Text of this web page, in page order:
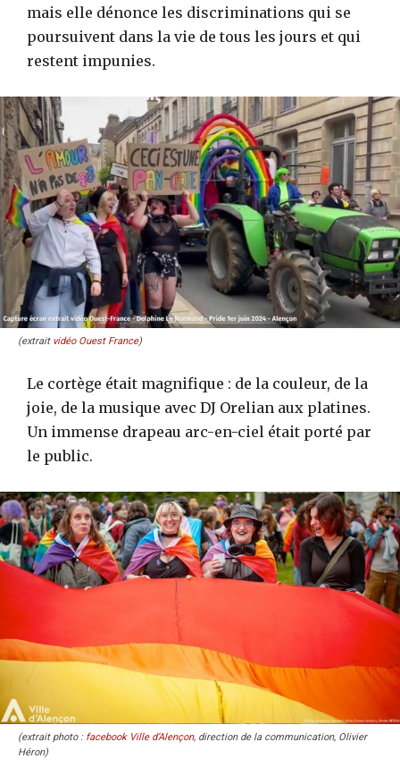
mais elle dénonce les discriminations qui se
poursuivent dans la vie de tous les jours et qui
restent impunies.
(extrait vidéo Ouest France)
Le cortège était magnifique : de la couleur, de la
joie, de la musique avec DJ Orelian aux platines.
Un immense drapeau arc-en-ciel était porté par
le public.
(extrait photo : facebook Ville d’Alençon, direction de la communication, Olivier
Héron)